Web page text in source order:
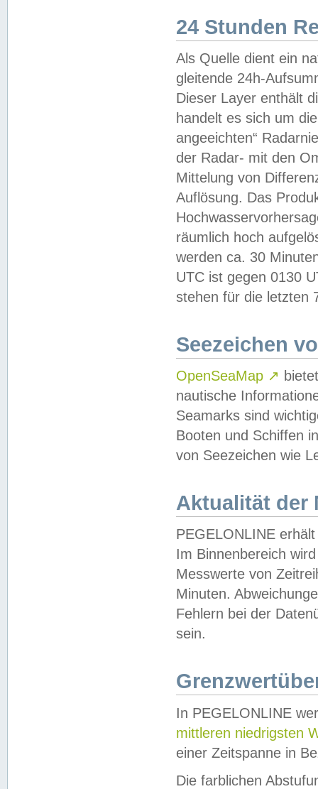
24 Stunden
Als Quelle dient ein
gleitende 24h-
Dieser Layer enthält
handelt es sich um
angeeichten“
der Radar- mit den
Mittelung von
Auflösung. Das
räumlich hoch
werden ca. 30
UTC ist gegen 0130
stehen für die letzten
Seezeichen
OpenSeaMap ↗
nautische
Seamarks sind
Booten und Schiffen
von Seezeichen wie
Aktualität der
PEGELONLINE
Im Binnenbereich
Messwerte von
Minuten.
Fehlern bei der
sein.
In PEGELONLINE
mittleren niedrigsten
einer Zeitspanne in
Die farblichen